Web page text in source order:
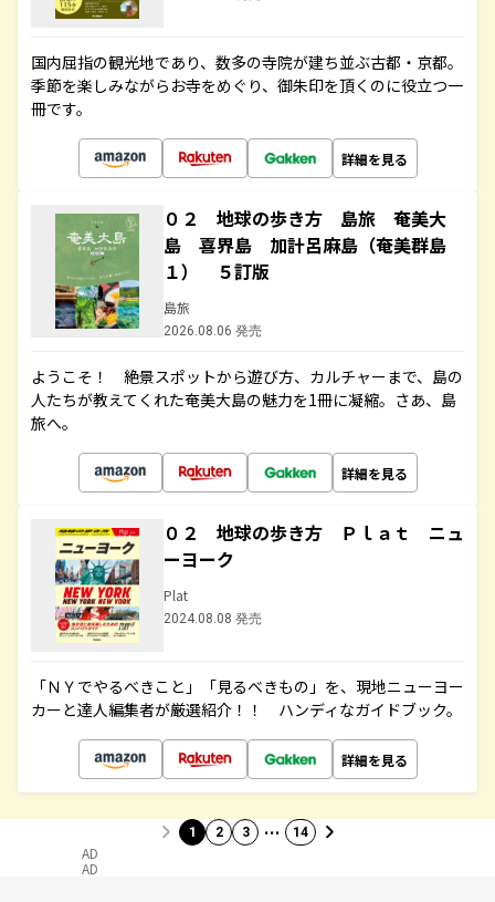
国内屈指の観光地であり、数多の寺院が建ち並ぶ古都・京都。
季節を楽しみながらお寺をめぐり、御朱印を頂くのに役立つ一
冊です。
詳細を見る
０２ 地球の歩き方 島旅 奄美大
島 喜界島 加計呂麻島（奄美群島
１） ５訂版
島旅
2026.08.06 発売
ようこそ！ 絶景スポットから遊び方、カルチャーまで、島の
人たちが教えてくれた奄美大島の魅力を1冊に凝縮。さあ、島
旅へ。
詳細を見る
０２ 地球の歩き方 Ｐｌａｔ ニュ
ーヨーク
Plat
2024.08.08 発売
「ＮＹでやるべきこと」「見るべきもの」を、現地ニューヨー
カーと達人編集者が厳選紹介！！ ハンディなガイドブック。
詳細を見る
1 2 3 … 14
AD
AD